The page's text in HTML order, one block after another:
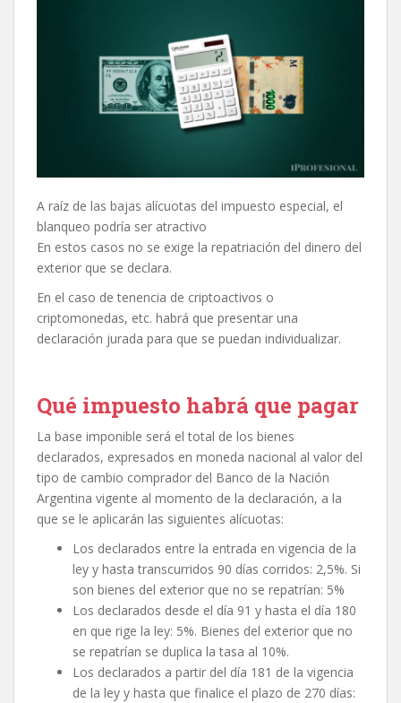
A raíz de las bajas alícuotas del impuesto especial, el
blanqueo podría ser atractivo
En estos casos no se exige la repatriación del dinero del
exterior que se declara.
En el caso de tenencia de criptoactivos o
criptomonedas, etc. habrá que presentar una
declaración jurada para que se puedan individualizar.
Qué impuesto habrá que pagar
La base imponible será el total de los bienes
declarados, expresados en moneda nacional al valor del
tipo de cambio comprador del Banco de la Nación
Argentina vigente al momento de la declaración, a la
que se le aplicarán las siguientes alícuotas:
Los declarados entre la entrada en vigencia de la
ley y hasta transcurridos 90 días corridos: 2,5%. Si
son bienes del exterior que no se repatrían: 5%
Los declarados desde el día 91 y hasta el día 180
en que rige la ley: 5%. Bienes del exterior que no
se repatrían se duplica la tasa al 10%.
Los declarados a partir del día 181 de la vigencia
de la ley y hasta que finalice el plazo de 270 días: